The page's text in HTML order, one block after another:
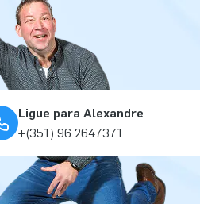
Ligue para Alexandre
+(351) 96 2647371